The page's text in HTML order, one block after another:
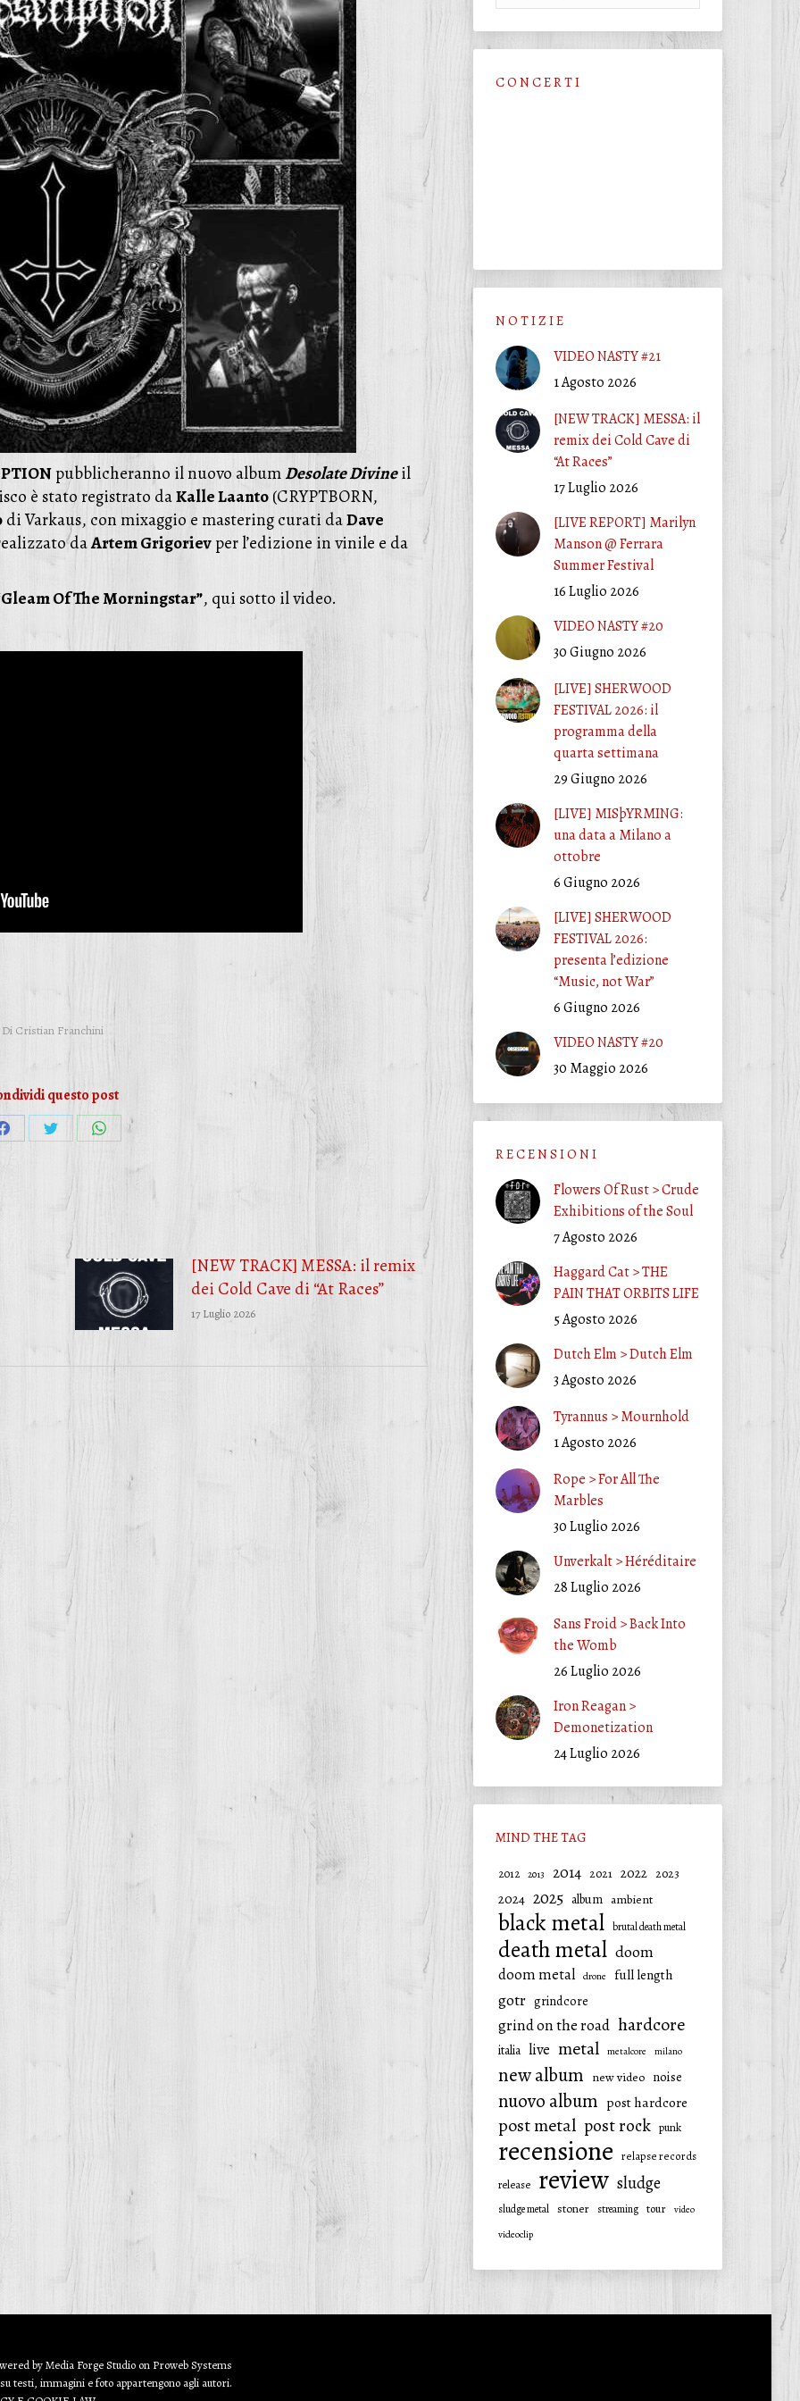
pubblicheranno il nuovo albumDesolate Divineil
è stato registrato daKalle Laanto(CRYPTBORN,
di Varkaus, con mixaggio e mastering curati daDave
daArtem Grigorievper l’edizione in vinile e da
Of The Morningstar”, qui sotto il video.
Di Cristian Franchini
questo post
CondividiCondividi
Twitter
Condividi
[NEW TRACK] MESSA: il remix
dei Cold Cave di “At Races”
17 Luglio 2026
C O N C E R T I
N O T I Z I E
VIDEO NASTY #21
1 Agosto 2026
[NEW TRACK] MESSA: il
remix dei Cold Cave di
“At Races”
17 Luglio 2026
[LIVE REPORT] Marilyn
Manson @ Ferrara
Summer Festival
16 Luglio 2026
VIDEO NASTY #20
30 Giugno 2026
[LIVE] SHERWOOD
FESTIVAL 2026: il
programma della
quarta settimana
29 Giugno 2026
[LIVE] MISþYRMING:
una data a Milano a
ottobre
6 Giugno 2026
[LIVE] SHERWOOD
FESTIVAL 2026:
presenta l’edizione
“Music, not War”
6 Giugno 2026
VIDEO NASTY #20
30 Maggio 2026
R E C E N S I O N I
Flowers Of Rust > Crude
Exhibitions of the Soul
7 Agosto 2026
Haggard Cat > THE
PAIN THAT ORBITS LIFE
5 Agosto 2026
Dutch Elm > Dutch Elm
3 Agosto 2026
Tyrannus > Mournhold
1 Agosto 2026
Rope > For All The
Marbles
30 Luglio 2026
Unverkalt > Héréditaire
28 Luglio 2026
Sans Froid > Back Into
the Womb
26 Luglio 2026
Iron Reagan >
Demonetization
24 Luglio 2026
MIND THE TAG
2012 2013 2014 2021 2022 2023
2024 2025 album ambient
black metal brutal death metal
death metal doom
doom metal drone full length
gotr grindcore
grind on the road hardcore
italia live metal metalcore milano
new album new video noise
nuovo album post hardcore
post metal post rock punk
recensione relapse records
release
review sludge
sludge metal stoner streaming tour
video
videoclip
byMedia Forge Studio on ProwebSystems
testi, immagini e foto appartengono agli autori.